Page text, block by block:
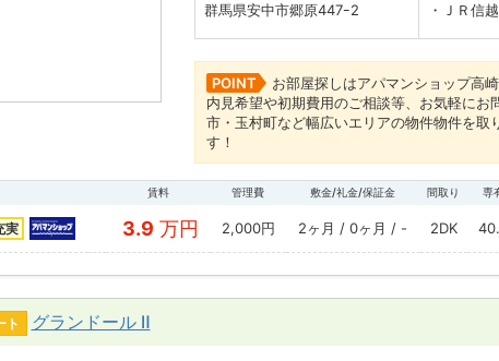
群馬県安中市郷原447ｰ2 ・ＪＲ信
POINT
お部屋探しはアパマンショップ高
内見希望や初期費用のご相談等、お気軽に
市・玉村町など幅広いエリアの物件物件を取
す！
賃料 管理費 敷金/礼金/保証金 間取り 専
実 3.9 万円 2,000円 2ヶ月 / 0ヶ月 / - 2DK
ト グランドール Ⅱ